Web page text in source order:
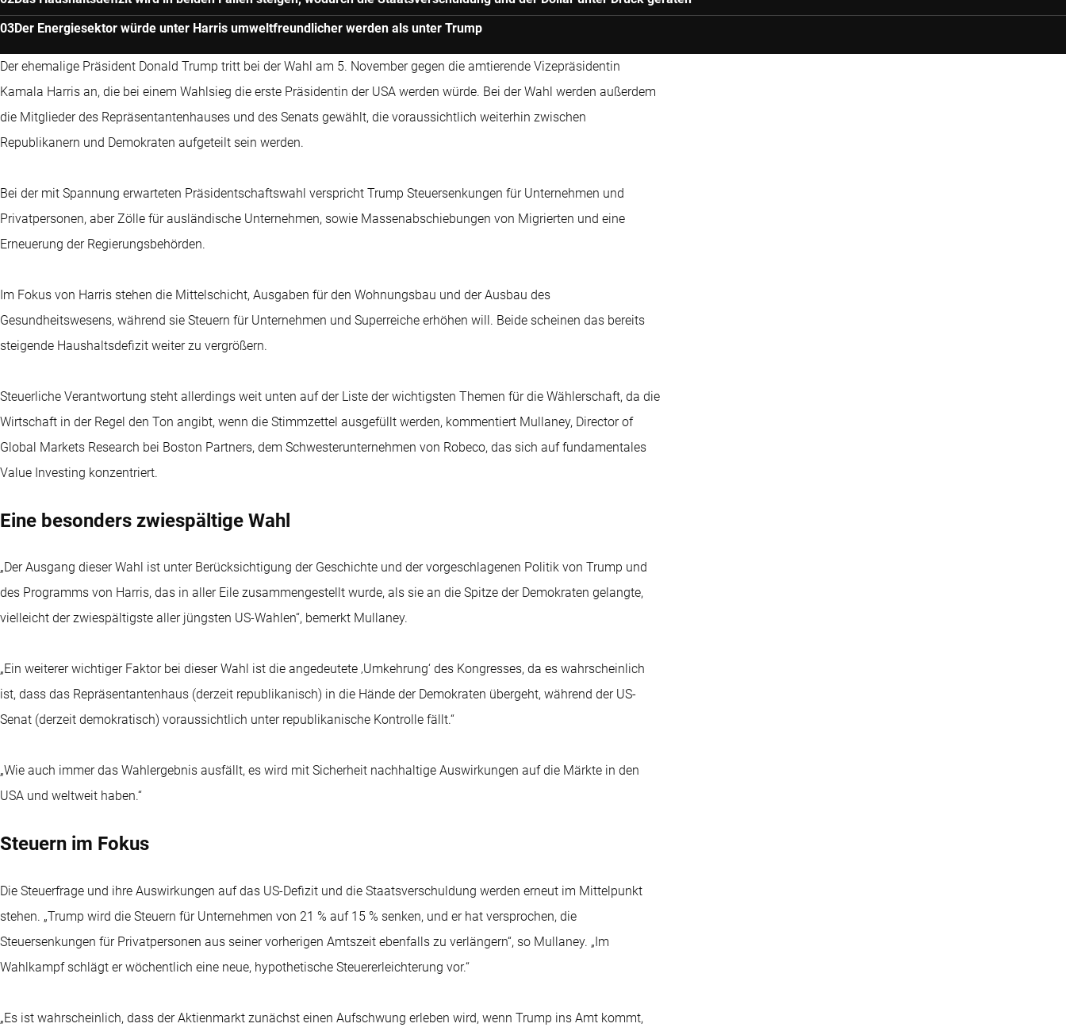
Der Energiesektor würde unter Harris umweltfreundlicher werden als unter Trump
Der ehemalige Präsident Donald Trump tritt bei der Wahl am 5. November gegen die amtierende Vizepräsidentin
Kamala Harris an, die bei einem Wahlsieg die erste Präsidentin der USA werden würde. Bei der Wahl werden außerdem
die Mitglieder des Repräsentantenhauses und des Senats gewählt, die voraussichtlich weiterhin zwischen
Republikanern und Demokraten aufgeteilt sein werden.
Bei der mit Spannung erwarteten Präsidentschaftswahl verspricht Trump Steuersenkungen für Unternehmen und
Privatpersonen, aber Zölle für ausländische Unternehmen, sowie Massenabschiebungen von Migrierten und eine
Erneuerung der Regierungsbehörden.
Im Fokus von Harris stehen die Mittelschicht, Ausgaben für den Wohnungsbau und der Ausbau des
Gesundheitswesens, während sie Steuern für Unternehmen und Superreiche erhöhen will. Beide scheinen das bereits
steigende Haushaltsdefizit weiter zu vergrößern.
Steuerliche Verantwortung steht allerdings weit unten auf der Liste der wichtigsten Themen für die Wählerschaft, da die
Wirtschaft in der Regel den Ton angibt, wenn die Stimmzettel ausgefüllt werden, kommentiert Mullaney, Director of
Global Markets Research bei Boston Partners, dem Schwesterunternehmen von Robeco, das sich auf fundamentales
Value Investing konzentriert.
Eine besonders zwiespältige Wahl
„Der Ausgang dieser Wahl ist unter Berücksichtigung der Geschichte und der vorgeschlagenen Politik von Trump und
des Programms von Harris, das in aller Eile zusammengestellt wurde, als sie an die Spitze der Demokraten gelangte,
vielleicht der zwiespältigste aller jüngsten US-Wahlen“, bemerkt Mullaney.
„Ein weiterer wichtiger Faktor bei dieser Wahl ist die angedeutete ‚Umkehrung‘ des Kongresses, da es wahrscheinlich
ist, dass das Repräsentantenhaus (derzeit republikanisch) in die Hände der Demokraten übergeht, während der US-
Senat (derzeit demokratisch) voraussichtlich unter republikanische Kontrolle fällt.“
„Wie auch immer das Wahlergebnis ausfällt, es wird mit Sicherheit nachhaltige Auswirkungen auf die Märkte in den
USA und weltweit haben.“
Steuern im Fokus
Die Steuerfrage und ihre Auswirkungen auf das US-Defizit und die Staatsverschuldung werden erneut im Mittelpunkt
stehen. „Trump wird die Steuern für Unternehmen von 21 % auf 15 % senken, und er hat versprochen, die
Steuersenkungen für Privatpersonen aus seiner vorherigen Amtszeit ebenfalls zu verlängern“, so Mullaney. „Im
Wahlkampf schlägt er wöchentlich eine neue, hypothetische Steuererleichterung vor.“
„Es ist wahrscheinlich, dass der Aktienmarkt zunächst einen Aufschwung erleben wird, wenn Trump ins Amt kommt,